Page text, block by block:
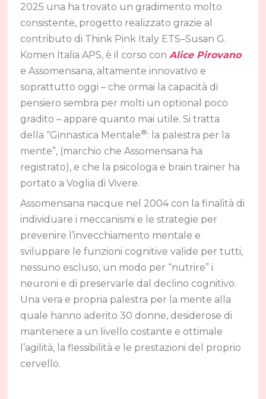
2025 una ha trovato un gradimento molto
consistente, progetto realizzato grazie al
contributo di Think Pink Italy ETS–Susan G.
Komen Italia APS, è il corso conAlice Pirovano
e Assomensana, altamente innovativo e
soprattutto oggi – che ormai la capacità di
pensiero sembra per molti un optional poco
gradito – appare quanto mai utile. Si tratta
della “Ginnastica Mentale®: la palestra per la
mente”, (marchio che Assomensana ha
registrato), e che la psicologa e brain trainer ha
portato a Voglia di Vivere.
Assomensana nacque nel 2004 con la finalità di
individuare i meccanismi e le strategie per
prevenire l’invecchiamento mentale e
sviluppare le funzioni cognitive valide per tutti,
nessuno escluso, un modo per “nutrire” i
neuroni e di preservarle dal declino cognitivo.
Una vera e propria palestra per la mente alla
quale hanno aderito 30 donne, desiderose di
mantenere a un livello costante e ottimale
l’agilità, la flessibilità e le prestazioni del proprio
cervello.